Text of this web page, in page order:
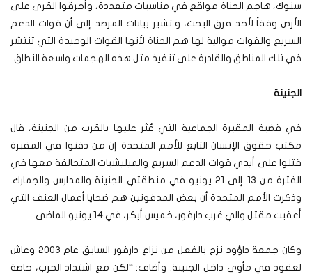
سنوك، هاجم الجناة مواقع في مناسبات متعددة، وأحرقوا القرى على
الأرض وفقاً لأحد فرق البحث، و تشير بيانات المرصد إلى أن قوات الدعم
السريع والقوات موالية لها هم الجناة لأنها القوات الوحيدة التي تنتشر
في تلك المناطق والقادرة على تنفيذ مثل هذه الهجمات واسعة النطاق.
الجنينة
في قضية المقبرة الجماعية التي عُثر عليها بالقرب من الجنينة، قال
مكتب حقوق الإنسان التابع للأمم المتحدة إن من دفنوا في المقبرة
قتلوا على أيدي قوات الدعم السريع والميليشيات المتحالفة معها في
الفترة من 13 إلى 21 يونيو في منطقتي الجنينة والمدارس والجمارك.
وذكرت الأمم المتحدة أن بعض المدفونين هم ضحايا أعمال العنف التي
أعقبت مقتل والي غرب دارفور، خميس أبكر، في 14 يونيو الماضى.
وكان جمعة داؤود نزح بالفعل من نزاع دارفور السابق عام 2003 وعاش
لعقود في مأوى داخل الجنينة. وأضاف: “لكن مع اشتداد الحرب، خاصة